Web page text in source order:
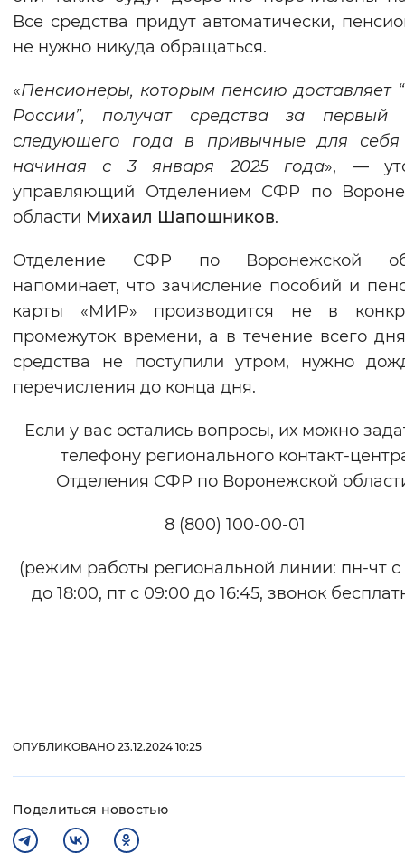
Все средства придут автоматически,
не нужно никуда обращаться.
«Пенсионеры, которым пенсию доставляет
России”, получат средства за первый
следующего года в привычные для себя
начиная с 3 января 2025 года», —
управляющий Отделением СФР по
области Михаил Шапошников.
Отделение СФР по Воронежской
напоминает, что зачисление пособий и
карты «МИР» производится не в
промежуток времени, а в течение всего
средства не поступили утром, нужно
перечисления до конца дня.
Если у вас остались вопросы, их можно
телефону регионального контакт-
Отделения СФР по Воронежской
8 (800) 100-00-01
(режим работы региональной линии: пн-чт с
до 18:00, пт с 09:00 до 16:45, звонок
ОПУБЛИКОВАНО 23.12.2024 10:25
Поделиться новостью